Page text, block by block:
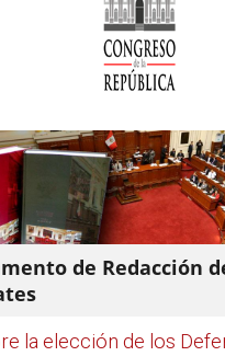
de Redacción
la elección de los